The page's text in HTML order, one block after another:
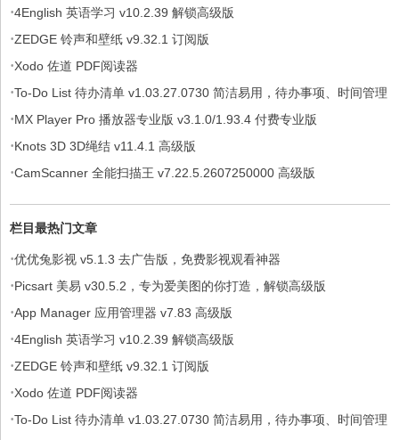
·4English 英语学习 v10.2.39 解锁高级版
·ZEDGE 铃声和壁纸 v9.32.1 订阅版
·Xodo 佐道 PDF阅读器
·To-Do List 待办清单 v1.03.27.0730 简洁易用，待办事项、时间管理
软件，解锁专业版
·MX Player Pro 播放器专业版 v3.1.0/1.93.4 付费专业版
·Knots 3D 3D绳结 v11.4.1 高级版
·CamScanner 全能扫描王 v7.22.5.2607250000 高级版
栏目最热门文章
·优优兔影视 v5.1.3 去广告版，免费影视观看神器
·Picsart 美易 v30.5.2，专为爱美图的你打造，解锁高级版
·App Manager 应用管理器 v7.83 高级版
·4English 英语学习 v10.2.39 解锁高级版
·ZEDGE 铃声和壁纸 v9.32.1 订阅版
·Xodo 佐道 PDF阅读器
·To-Do List 待办清单 v1.03.27.0730 简洁易用，待办事项、时间管理